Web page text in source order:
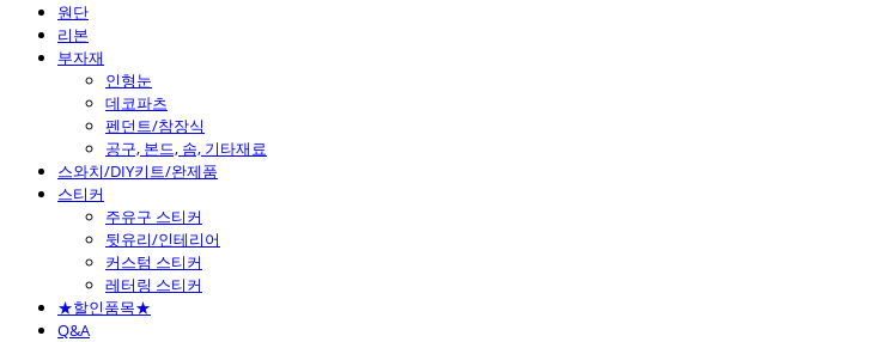
원단
리본
부자재
인형눈
데코파츠
펜던트/참장식
공구, 본드, 솜, 기타재료
스와치/DIY키트/완제품
스티커
주유구 스티커
뒷유리/인테리어
커스텀 스티커
레터링 스티커
★할인품목★
Q&A